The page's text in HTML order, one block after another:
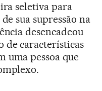
seletiva para
sua supressão na
desencadeou
de características
uma pessoa que